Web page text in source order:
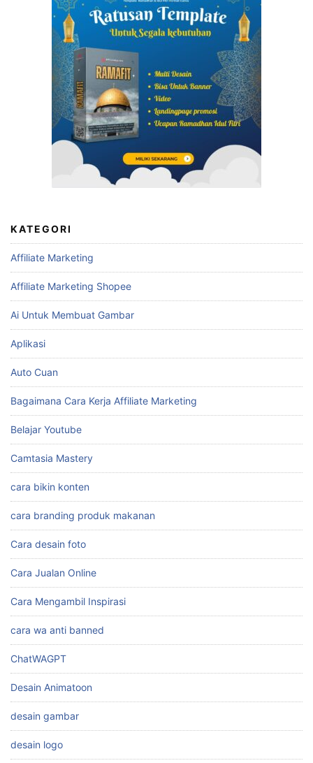
KATEGORI
Affiliate Marketing
Affiliate Marketing Shopee
Ai Untuk Membuat Gambar
Aplikasi
Auto Cuan
Bagaimana Cara Kerja Affiliate Marketing
Belajar Youtube
Camtasia Mastery
cara bikin konten
cara branding produk makanan
Cara desain foto
Cara Jualan Online
Cara Mengambil Inspirasi
cara wa anti banned
ChatWAGPT
Desain Animatoon
desain gambar
desain logo